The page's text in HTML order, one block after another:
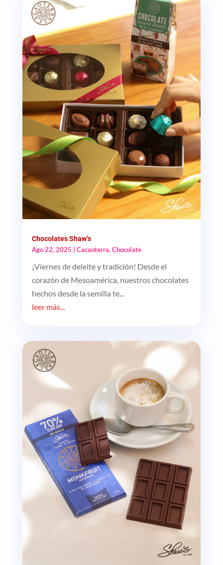
Chocolates Shaw’s
Ago 22, 2025
Cacaoterra,Chocolate
¡Viernes de deleite y tradición! Desde el
corazón de Mesoamérica, nuestros chocolates
hechos desde la semilla te...
leer más...